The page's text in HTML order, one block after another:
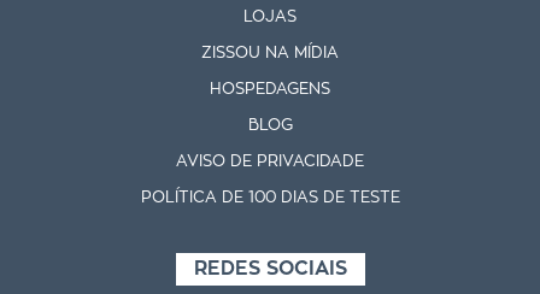
LOJAS
ZISSOU NA MÍDIA
HOSPEDAGENS
BLOG
AVISO DE PRIVACIDADE
POLÍTICA DE 100 DIAS DE TESTE
REDES SOCIAIS